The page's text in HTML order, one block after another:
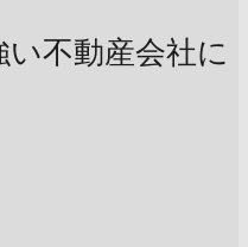
不動産会社に